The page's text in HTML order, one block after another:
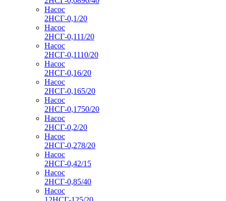
Насос
2НСГ-0,1/20
Насос
2НСГ-0,111/20
Насос
2НСГ-0,1110/20
Насос
2НСГ-0,16/20
Насос
2НСГ-0,165/20
Насос
2НСГ-0,1750/20
Насос
2НСГ-0,2/20
Насос
2НСГ-0,278/20
Насос
2НСГ-0,42/15
Насос
2НСГ-0,85/40
Насос